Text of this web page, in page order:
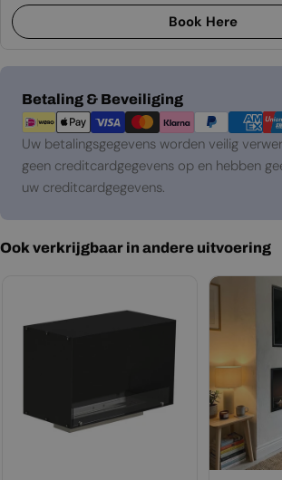
Book Here
Betaling & Beveiliging
Betaalmethoden
Uw betalingsgegevens worden veilig
geen creditcardgegevens op en hebben
uw creditcardgegevens.
Ook verkrijgbaar in andere uitvoering